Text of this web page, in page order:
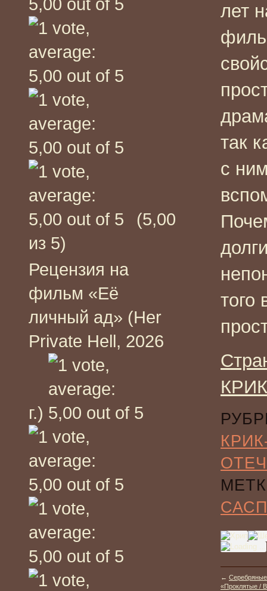
(5,00
из 5)
Рецензия на
фильм «Её
личный ад» (Her
Private Hell, 2026
г.)
лет
так
с
того
←
«Проклятые /